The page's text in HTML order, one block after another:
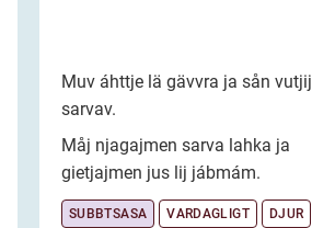
Muv áhttje lä gävvra ja sån vutjij
sarvav.
Måj njagajmen sarva lahka ja
gietjajmen jus lij jábmám.
SUBBTSASA VARDAGLIGT DJUR